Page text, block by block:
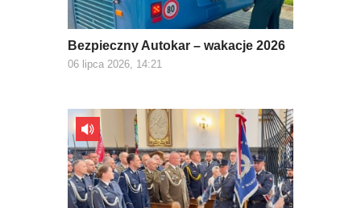
Bezpieczny Autokar – wakacje 2026
06 lipca 2026, 14:21